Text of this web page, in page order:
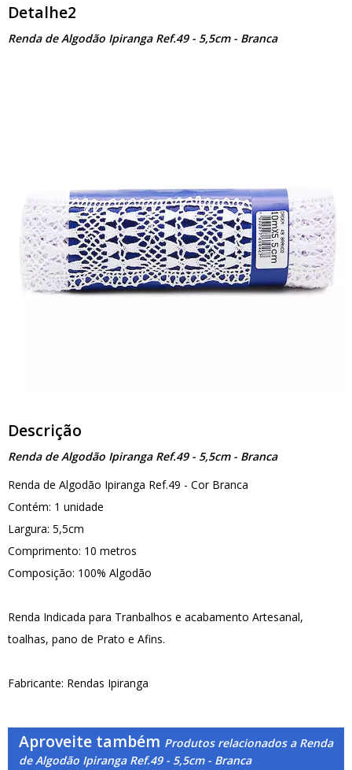
Detalhe2
Renda de Algodão Ipiranga Ref.49 - 5,5cm - Branca
Descrição
Renda de Algodão Ipiranga Ref.49 - 5,5cm - Branca
Renda de Algodão Ipiranga Ref.49 - Cor Branca
Contém: 1 unidade
Largura: 5,5cm
Comprimento: 10 metros
Composição: 100% Algodão
Renda Indicada para Tranbalhos e acabamento Artesanal,
toalhas, pano de Prato e Afins.
Fabricante: Rendas Ipiranga
Aproveite também Produtos relacionados a Renda
de Algodão Ipiranga Ref.49 - 5,5cm - Branca